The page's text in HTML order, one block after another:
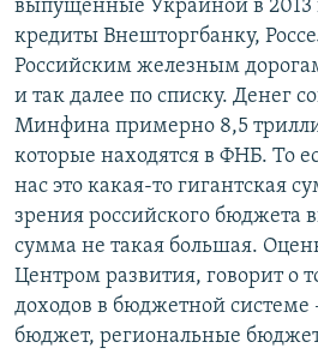
выпущенные Украиной в 2013
кредиты Внешторгбанку,
Российским железным
и так далее по списку. Денег
Минфина примерно 8,5
которые находятся в ФНБ. То
нас это какая-то гигантская
зрения российского бюджета
сумма не такая большая.
Центром развития, говорит о
доходов в бюджетной системе
бюджет, региональные